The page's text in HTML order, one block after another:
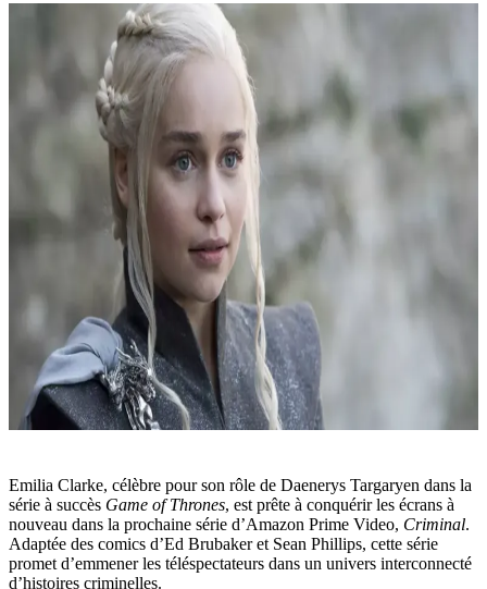
Emilia Clarke, célèbre pour son rôle de Daenerys Targaryen dans la
série à succès Game of Thrones, est prête à conquérir les écrans à
nouveau dans la prochaine série d’Amazon Prime Video, Criminal.
Adaptée des comics d’Ed Brubaker et Sean Phillips, cette série
promet d’emmener les téléspectateurs dans un univers interconnecté
d’histoires criminelles.